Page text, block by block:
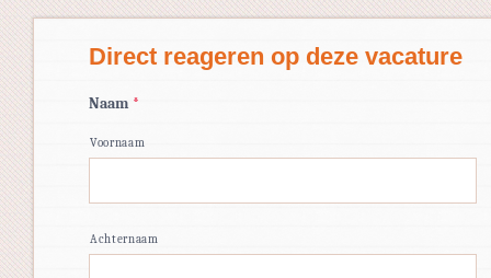
Direct reageren op deze vacature
Naam *
Voornaam
Achternaam